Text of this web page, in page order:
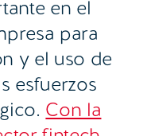
en el
para
y el uso de
esfuerzos
Con la